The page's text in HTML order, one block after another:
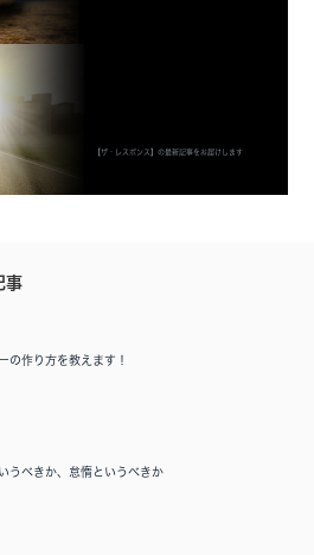
【ザ・レスポンス】の最新記事をお届けします
事
の作り方を教えます！
うべきか、怠惰というべきか